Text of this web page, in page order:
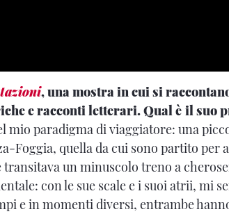
, una mostra in cui si
e racconti letterari. Qual è il suo
mio paradigma di viaggiatore: una
Foggia, quella da cui sono partito per
un minuscolo treno a
con le sue scale e i suoi atrii, mi
e in momenti diversi, entrambe